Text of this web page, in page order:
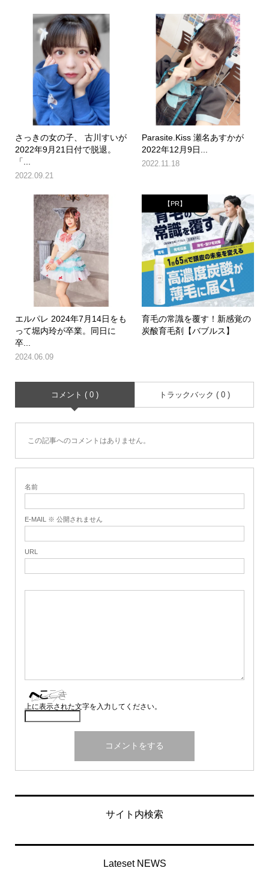
さっきの女の子、 古川すいが
2022年9月21日付で脱退。
「...
2022.09.21
Parasite.Kiss 瀬名あすかが
2022年12月9日...
2022.11.18
エルパレ 2024年7月14日をも
って堀内玲が卒業。同日に
卒...
2024.06.09
【PR】
育毛の常識を覆す！新感覚の
炭酸育毛剤【バブルス】
コメント ( 0 ) トラックバック ( 0 )
この記事へのコメントはありません。
名前
E-MAIL ※ 公開されません
URL
上に表示された文字を入力してください。
サイト内検索
Lateset NEWS